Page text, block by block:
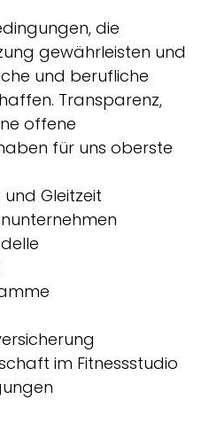
die
gewährleisten und
und berufliche
Transparenz,
offene
für uns oberste
Gleitzeit
im Fitnessstudio